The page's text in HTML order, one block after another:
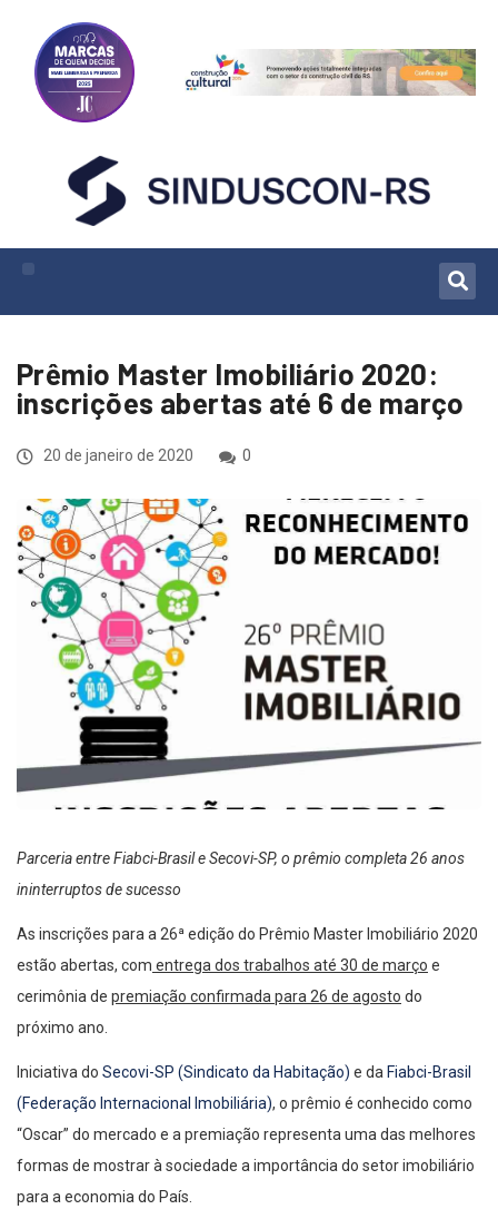
Prêmio Master Imobiliário 2020:
inscrições abertas até 6 de março
20 de janeiro de 2020 0
Parceria entre Fiabci-Brasil e Secovi-SP, o prêmio completa 26 anos
ininterruptos de sucesso
As inscrições para a 26ª edição do Prêmio Master Imobiliário 2020
estão abertas, com entrega dos trabalhos até 30 de março e
cerimônia de premiação confirmada para 26 de agosto do
próximo ano.
Iniciativa do Secovi-SP (Sindicato da Habitação) e da Fiabci-Brasil
(Federação Internacional Imobiliária), o prêmio é conhecido como
“Oscar” do mercado e a premiação representa uma das melhores
formas de mostrar à sociedade a importância do setor imobiliário
para a economia do País.